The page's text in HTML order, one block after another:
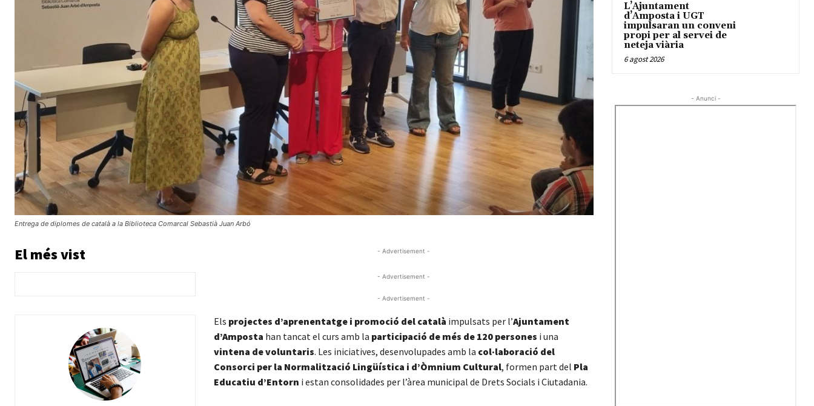
Entrega de diplomes de català a la Biblioteca Comarcal Sebastià Juan Arbó
El més vist - Advertisement -
- Advertisement -
- Advertisement -
Els projectes d’aprenentatge i promoció del català impulsats per l’Ajuntament
d’Amposta han tancat el curs amb la participació de més de 120 persones i una
vintena de voluntaris. Les iniciatives, desenvolupades amb la col·laboració del
Consorci per la Normalització Lingüística i d’Òmnium Cultural, formen part del Pla
Educatiu d’Entorn i estan consolidades per l’àrea municipal de Drets Socials i Ciutadania.
L’Ajuntament
d’Amposta i UGT
impulsaran un conveni
propi per al servei de
neteja viària
6 agost 2026
- Anunci -